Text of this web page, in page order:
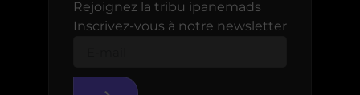
Rejoignez la tribu ipanemads
Inscrivez-vous à notre newsletter